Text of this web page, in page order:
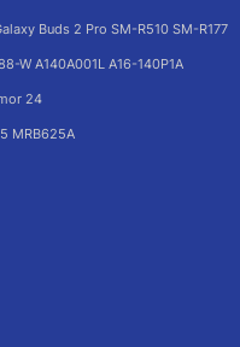
Buds 2 Pro SM-R510 SM-R177
W A140A001L A16-140P1A
24
MRB625A